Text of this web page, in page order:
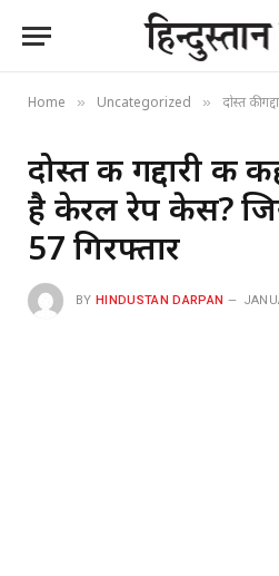
Home » Uncategorized » दोस्त की गद्दारी
दोस्त की गद्दारी की
है केरल रेप केस?
57 गिरफ्तार
BY HINDUSTAN DARPAN